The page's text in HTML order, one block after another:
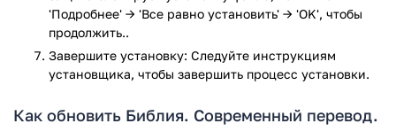
Минимальная длина запроса – 3 символа. Если
пользователь выбирает один из Заветов, программа
и во втором Завете. Прогресс поиска показывается
растущей желтой полосой под названием Завета.
'Подробнее' → 'Все равно установить' → 'OK', чтобы
продолжить..
Завершите установку: Следуйте инструкциям
установщика, чтобы завершить процесс установки.
Как обновить Библия. Современный перевод.